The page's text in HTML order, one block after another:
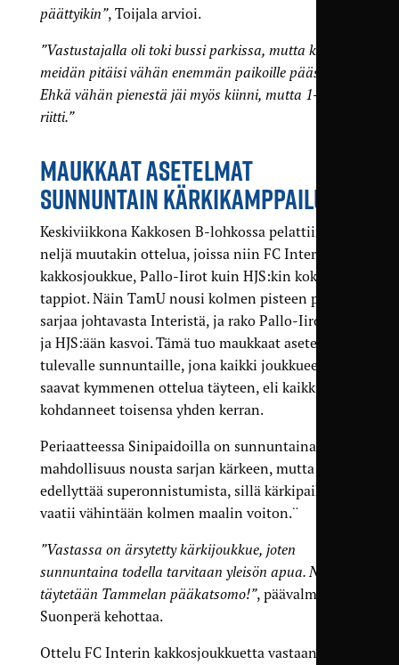
päättyikin”, Toijala arvioi.
”Vastustajalla oli toki bussi parkissa, mutta kyllä
meidän pitäisi vähän enemmän paikoille päästä.
Ehkä vähän pienestä jäi myös kiinni, mutta 1–0
riitti.”
MAUKKAAT ASETELMAT
SUNNUNTAIN KÄRKIKAMPPAILUUN
Keskiviikkona Kakkosen B-lohkossa pelattiin
neljä muutakin ottelua, joissa niin FC Interin
kakkosjoukkue, Pallo-Iirot kuin HJS:kin kokivat
tappiot. Näin TamU nousi kolmen pisteen päähän
sarjaa johtavasta Interistä, ja rako Pallo-Iiroihin
ja HJS:ään kasvoi. Tämä tuo maukkaat asetelmat
tulevalle sunnuntaille, jona kaikki joukkueet
saavat kymmenen ottelua täyteen, eli kaikki ovat
kohdanneet toisensa yhden kerran.
Periaatteessa Sinipaidoilla on sunnuntaina jopa
mahdollisuus nousta sarjan kärkeen, mutta se
edellyttää superonnistumista, sillä kärkipaikka
vaatii vähintään kolmen maalin voiton.¨
”Vastassa on ärsytetty kärkijoukkue, joten
sunnuntaina todella tarvitaan yleisön apua. Nyt
täytetään Tammelan pääkatsomo!”, päävalmentaja
Suonperä kehottaa.
Ottelu FC Interin kakkosjoukkuetta vastaan